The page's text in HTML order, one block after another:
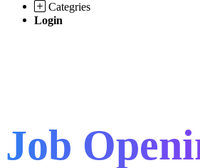
Categries
Login
Job